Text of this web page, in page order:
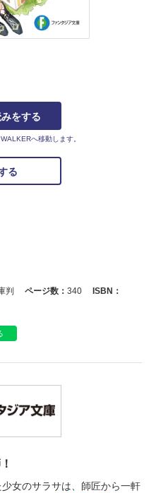
をする
へ移動します。
る
判 ページ数： 340
ISBN：
女のサラサは、師匠から一軒